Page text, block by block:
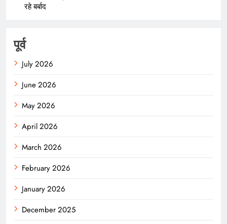
रहे बर्बाद
पूर्व
July 2026
June 2026
May 2026
April 2026
March 2026
February 2026
January 2026
December 2025